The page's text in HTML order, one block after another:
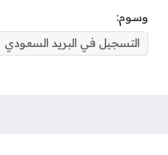
وسوم:
التسجيل في البريد السعودي